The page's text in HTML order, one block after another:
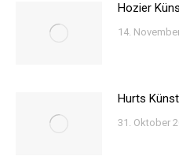
Hozier
14.
Hurts
31. Oktober